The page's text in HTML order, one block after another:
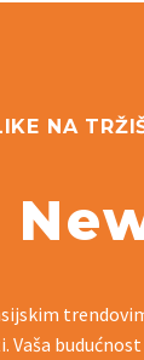
NA